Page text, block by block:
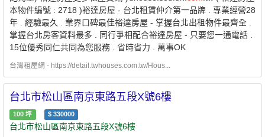
本物件編號 : 2718 )裕達房屋 - 台北租賃仲介第一品牌 . 專業經營28
年 . 經驗最久 . 業界口碑最佳裕達房屋 - 掌握台北出租物件最齊全 .
掌握台北房客資料最多 . 同行爭相配合裕達房屋 - 只要您一通電話 .
15位優秀同仁共同為您服務 . 省時省力 . 萬事OK
台灣租屋網 - https://detail.twhouses.com.tw/Hous...
台北市松山區南京東路五段X號6樓
100 坪 $ 330000
台北市松山區南京東路五段X號6樓